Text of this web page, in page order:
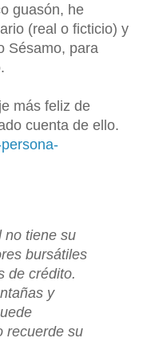
guasón, he
(real o ficticio) y
Sésamo, para
más feliz de
cuenta de ello.
no tiene su
bursátiles
de crédito.
y
recuerde su